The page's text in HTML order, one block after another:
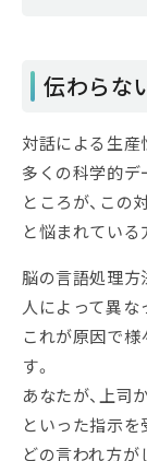
伝わらな
対話による生産
多くの科学的デ
ところが、この
と悩まれている
脳の言語処理方
人によって異な
これが原因で
す。
あなたが、上司
といった指示を
どの言われ方が